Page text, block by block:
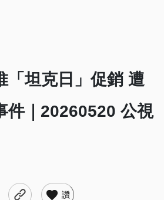
「坦克日」促銷 遭
件｜20260520 公視
讚